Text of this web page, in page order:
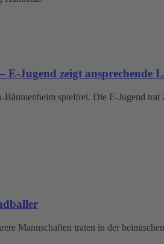
Jugend zeigt ansprechende
Bäumenheim spielfrei. Die E-Jugend
Mannschaften traten in der